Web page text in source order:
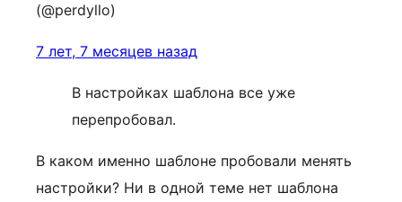
(@perdyllo)
7 лет, 7 месяцев назад
В настройках шаблона все уже
перепробовал.
В каком именно шаблоне пробовали менять
настройки? Ни в одной теме нет шаблона